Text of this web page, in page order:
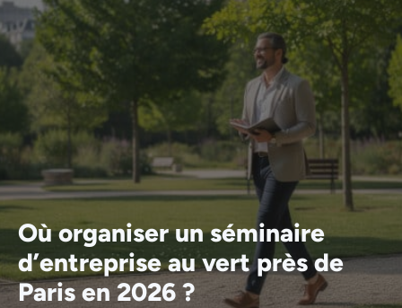
Où organiser un séminaire
d’entreprise au vert près de
Paris en 2026 ?